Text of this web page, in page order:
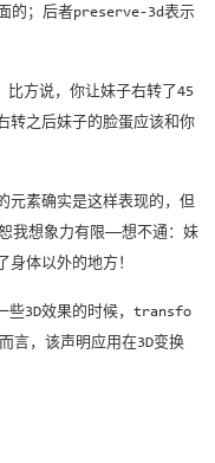
；后者preserve-3d表示
方说，你让妹子右转了45
转之后妹子的脸蛋应该和你
素确实是这样表现的，但
我想象力有限——想不通：妹
体以外的地方！
些3D效果的时候，transfo
，该声明应用在3D变换